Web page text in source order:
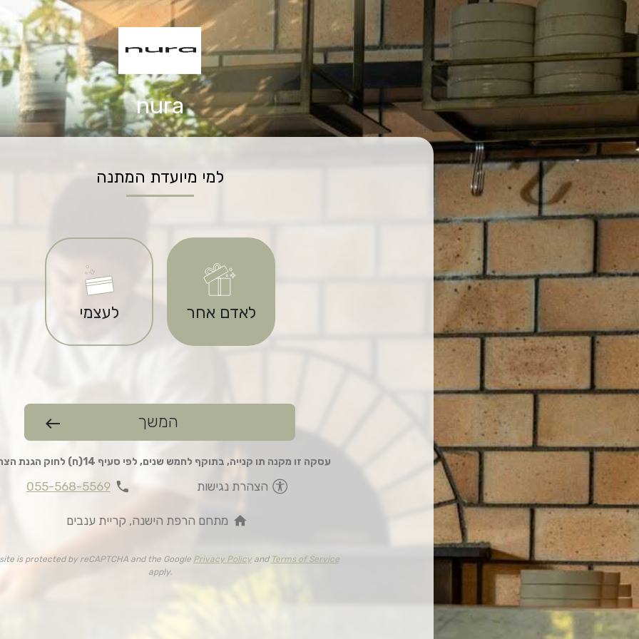
nura
למי מיועדת המתנה
לאדם אחר לעצמי
המשך west
עסקה זו מקנה תו קנייה, בתוקף לחמש שנים, לפי סעיף 14(ח) לחוק הגנת הצרכן
הצהרת נגישות phone
055-568-5569
home מתחם הרפת הישנה, קריית ענבים
is protected by reCAPTCHA and the Google Privacy Policyand Terms of Service
apply.